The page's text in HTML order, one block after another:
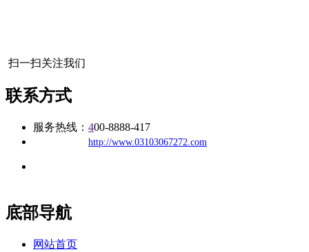
扫一扫关注我们
联系方式
服务热线： 400-8888-417
http://www.03103067272.com
底部导航
网站首页